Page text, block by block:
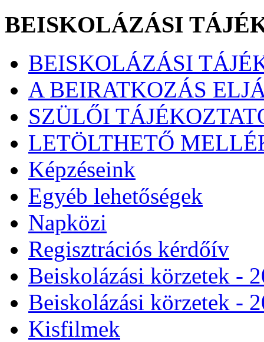
BEISKOLÁZÁSI
BEISKOLÁZÁSI
A BEIRATKOZÁS
SZÜLŐI
LETÖLTHETŐ
Képzéseink
Egyéb lehetőségek
Napközi
Regisztrációs kérdőív
Beiskolázási körzetek -
Beiskolázási körzetek -
Kisfilmek